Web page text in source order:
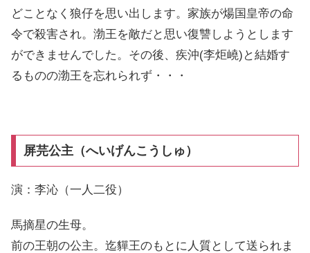
どことなく狼仔を思い出します。家族が煬国皇帝の命
令で殺害され。渤王を敵だと思い復讐しようとします
ができませんでした。その後、疾沖(李炬嶢)と結婚す
るものの渤王を忘れられず・・・
屏芫公主（へいげんこうしゅ）
演：李沁（一人二役）
馬摘星の生母。
前の王朝の公主。迄貚王のもとに人質として送られま